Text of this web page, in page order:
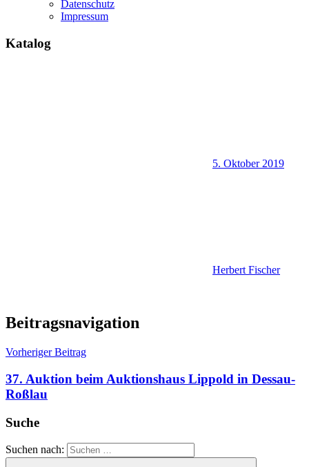
Datenschutz
Impressum
Katalog
5. Oktober 2019
Herbert Fischer
Beitragsnavigation
Vorheriger Beitrag
37. Auktion beim Auktionshaus Lippold in Dessau-
Roßlau
Suche
Suchen nach: